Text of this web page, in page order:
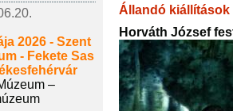
2026 - Szent
- Fekete Sas
–
Állandó kiállítások
Horváth József